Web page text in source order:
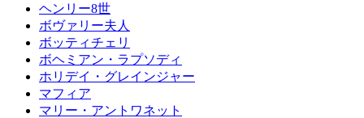
ヘンリー8世
ボヴァリー夫人
ボッティチェリ
ボヘミアン・ラプソディ
ホリデイ・グレインジャー
マフィア
マリー・アントワネット